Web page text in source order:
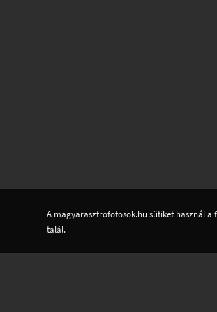
A magyarasztrofotosok.hu sütiket használ
talál.